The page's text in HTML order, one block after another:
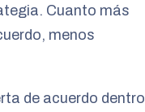
Cuanto más
menos
de acuerdo dentro